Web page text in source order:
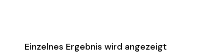
Einzelnes Ergebnis wird angezeigt